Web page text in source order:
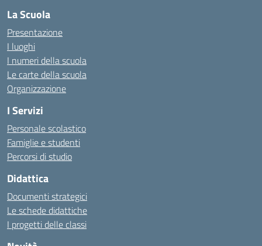
La Scuola
Presentazione
I luoghi
I numeri della scuola
Le carte della scuola
Organizzazione
I Servizi
Personale scolastico
Famiglie e studenti
Percorsi di studio
Didattica
Documenti strategici
Le schede didattiche
I progetti delle classi